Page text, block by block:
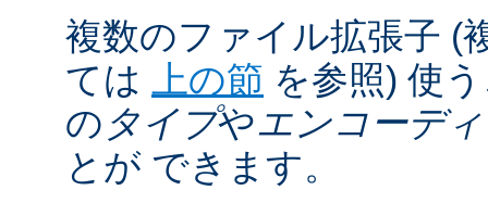
複数のファイル拡張子 (
ては
上の節 を参照) 使
の タイプやエンコーデ
とが できます。